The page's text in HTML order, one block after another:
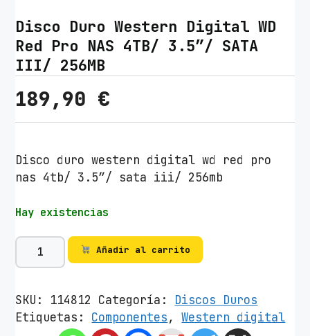
Disco Duro Western Digital WD
Red Pro NAS 4TB/ 3.5″/ SATA
III/ 256MB
189,90 €
Disco duro western digital wd red pro
nas 4tb/ 3.5″/ sata iii/ 256mb
Hay existencias
D
i
c
o
Añadir al carrito
SKU: 114812 Categoría: Discos Duros
Etiquetas: Componentes,Western digital